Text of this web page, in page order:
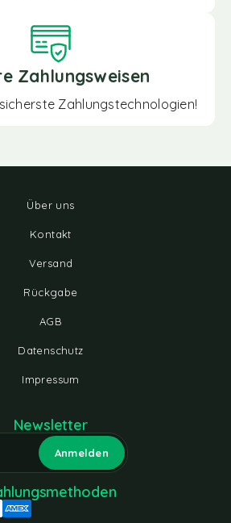
Zahlungsweisen
Zahlungstechnologien!
Über uns
Kontakt
Versand
Rückgabe
AGB
Datenschutz
Impressum
Newsletter